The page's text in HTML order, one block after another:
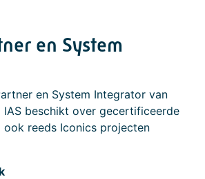
en System
en System Integrator van
IAS beschikt over gecertificeerde
ook reeds Iconics projecten